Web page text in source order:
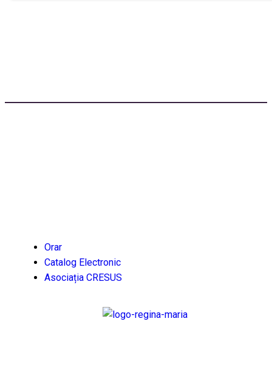
Orar
Catalog Electronic
Asociația CRESUS